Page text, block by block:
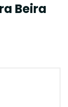
Beira